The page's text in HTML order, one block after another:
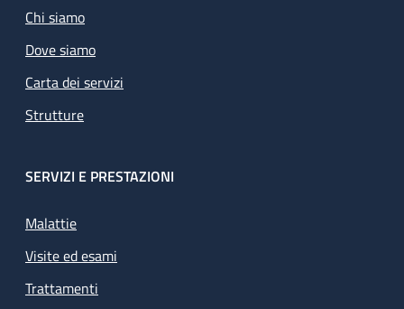
Chi siamo
Dove siamo
Carta dei servizi
Strutture
SERVIZI E PRESTAZIONI
Malattie
Visite ed esami
Trattamenti